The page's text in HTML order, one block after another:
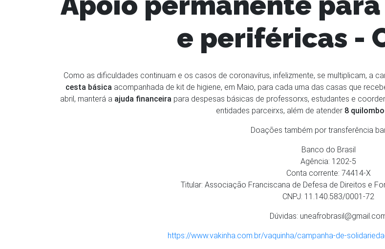
e periféricas -
Como as dificuldades continuam e os casos de coronavírus, infelizmente, se multiplicam, a
cesta básica acompanhada de kit de higiene, em Maio, para cada uma das casas que
abril, manterá a ajuda financeira para despesas básicas de professorxs, estudantes e
entidades parceirxs, além de atender 8
Doações também por transferência
Banco do Brasil
Agência: 1202-5
Conta corrente: 74414-X
Titular: Associação Franciscana de Defesa de Direitos e
CNPJ: 11.140.583/0001-72
Dúvidas:
https://www.vakinha.com.br/vaquinha/campanha-de-